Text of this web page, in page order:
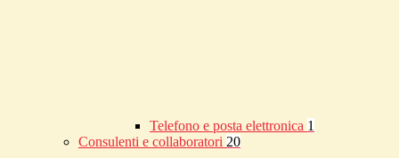
Telefono e posta elettronica 1
Consulenti e collaboratori 20